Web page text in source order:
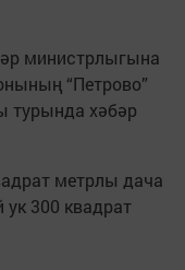
министрлыгына
“Петрово”
турында хәбәр
метрлы дача
300 квадрат